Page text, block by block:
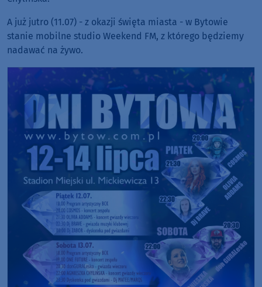
A już jutro (11.07) - z okazji święta miasta - w Bytowie
stanie mobilne studio Weekend FM, z którego będziemy
nadawać na żywo.